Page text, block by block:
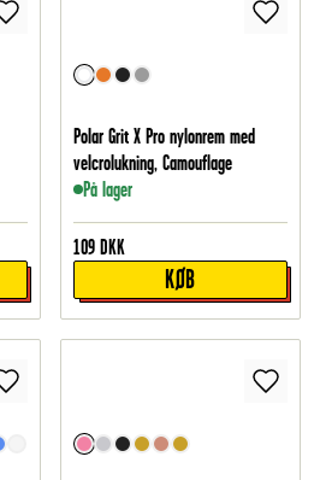
Polar Grit X Pro nylonrem med
velcrolukning, Camouflage
På lager
109 DKK
KØB